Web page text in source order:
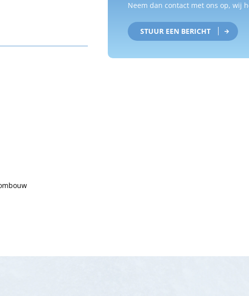
Neem dan contact met ons op, wij
STUUR EEN BERICHT